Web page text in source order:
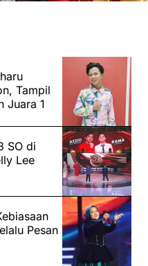
Tampil
Juara 1
SO di
Lee
Pesan